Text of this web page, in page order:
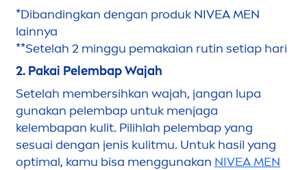
*Dibandingkan dengan produk NIVEAMEN
lainnya
**Setelah 2 minggu pemakaian rutin setiap hari
2. Pakai Pelembap Wajah
Setelah membersihkan wajah, jangan lupa
gunakan pelembap untuk menjaga
kelembapan kulit. Pilihlah pelembap yang
sesuai dengan jenis kulitmu. Untuk hasil yang
optimal, kamu bisa menggunakan NIVEAMEN